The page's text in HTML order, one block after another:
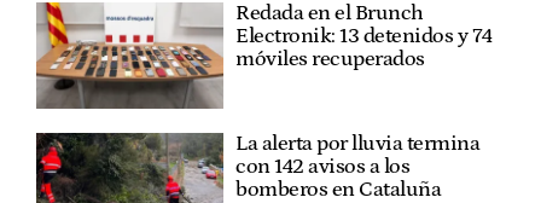
Redada en el Brunch
Electronik: 13 detenidos y 74
móviles recuperados
La alerta por lluvia termina
con 142 avisos a los
bomberos en Cataluña